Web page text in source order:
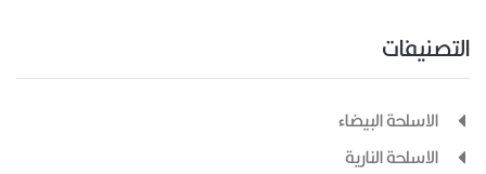
التصنيفات
الاسلحة البيضاء
الاسلحة النارية